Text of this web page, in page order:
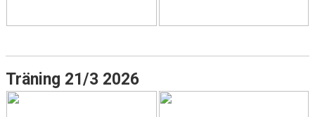
Träning 21/3 2026